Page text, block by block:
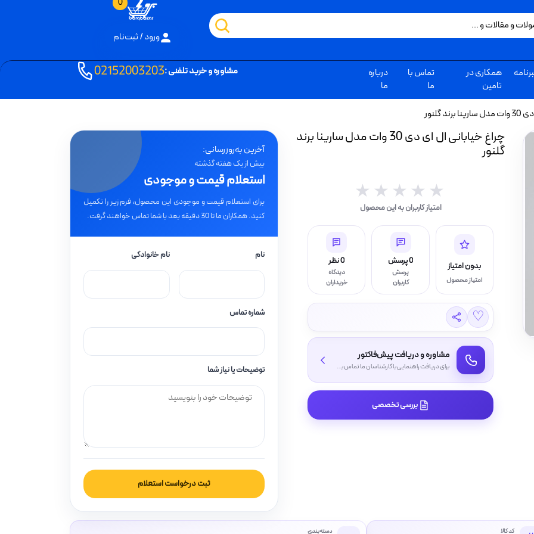
0
ورود / ثبت‌نام
همکاری در
تامین
تماس با
ما
درباره
ما
مشاوره و خرید تلفنی :02152003203
چراغ خیابانی ال ای دی 30 وات مدل سارینا برند
گلنور
★★★★★
★★★★★
امتیاز کاربران به این محصول
بدون امتیاز
امتیاز محصول
0 پرسش
پرسش
کاربران
0 نظر
دیدگاه
خریداران
♡
مشاوره و دریافت پیش‌فاکتور
برای دریافت راهنمایی با کارشناسان ما تماس بگیرید
بررسی تخصصی
آخرین به‌روزرسانی:
بیش از یک هفته گذشته
استعلام قیمت و موجودی
برای استعلام قیمت و موجودی این محصول، فرم زیر را تکمیل
کنید. همکاران ما تا 30 دقیقه بعد با شما تماس خواهند گرفت.
نام نام خانوادگی
شماره تماس
توضیحات یا نیاز شما
ثبت درخواست استعلام
کد کالا دسته‌بندی